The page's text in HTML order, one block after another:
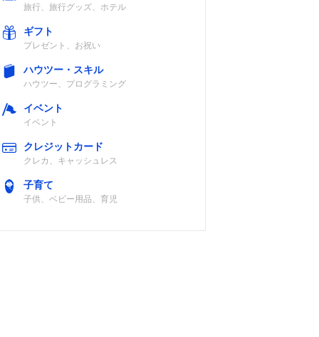
旅行、旅行グッズ、ホテル
ギフト
プレゼント、お祝い
ハウツー・スキル
ハウツー、プログラミング
イベント
イベント
クレジットカード
クレカ、キャッシュレス
子育て
子供、ベビー用品、育児